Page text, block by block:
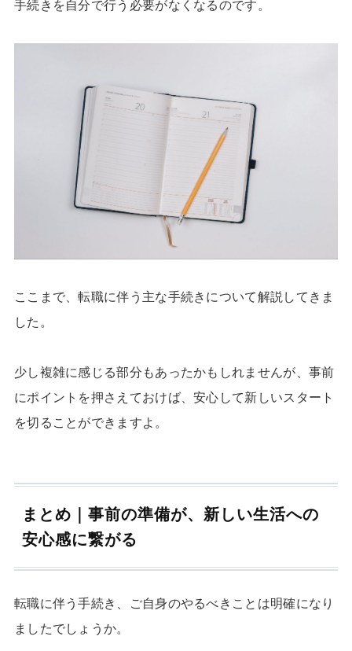
手続きを自分で行う必要がなくなるのです。
ここまで、転職に伴う主な手続きについて解説してきま
した。
少し複雑に感じる部分もあったかもしれませんが、事前
にポイントを押さえておけば、安心して新しいスタート
を切ることができますよ。
まとめ｜事前の準備が、新しい生活への
安心感に繋がる
転職に伴う手続き、ご自身のやるべきことは明確になり
ましたでしょうか。